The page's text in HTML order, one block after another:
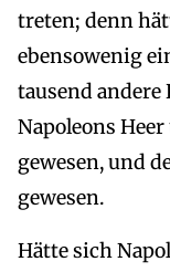
treten; denn
ebensowenig
tausend andere
Napoleons
gewesen, und
gewesen.
Hätte sich